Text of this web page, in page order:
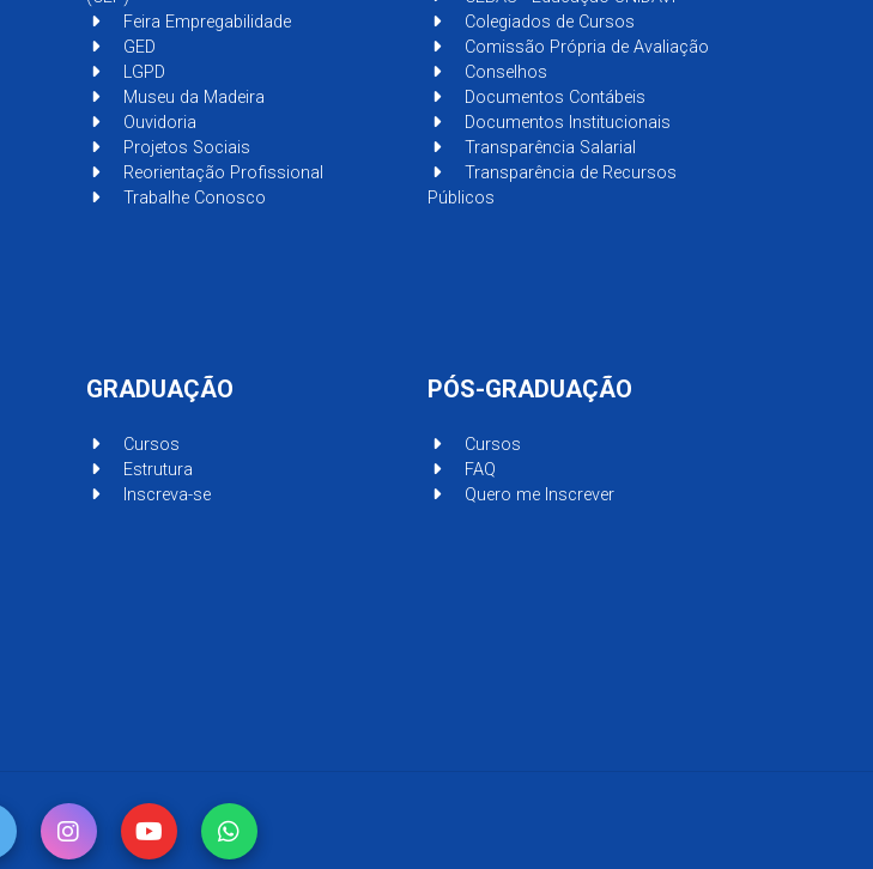
Feira Empregabilidade
GED
LGPD
Museu da Madeira
Ouvidoria
Projetos Sociais
Reorientação Profissional
Trabalhe Conosco
Colegiados de Cursos
Comissão Própria de Avaliação
Conselhos
Documentos Contábeis
Documentos Institucionais
Transparência Salarial
Transparência de Recursos
Públicos
GRADUAÇÃO
Cursos
Estrutura
Inscreva-se
PÓS-GRADUAÇÃO
Cursos
FAQ
Quero me Inscrever